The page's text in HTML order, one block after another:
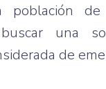
de
una
de